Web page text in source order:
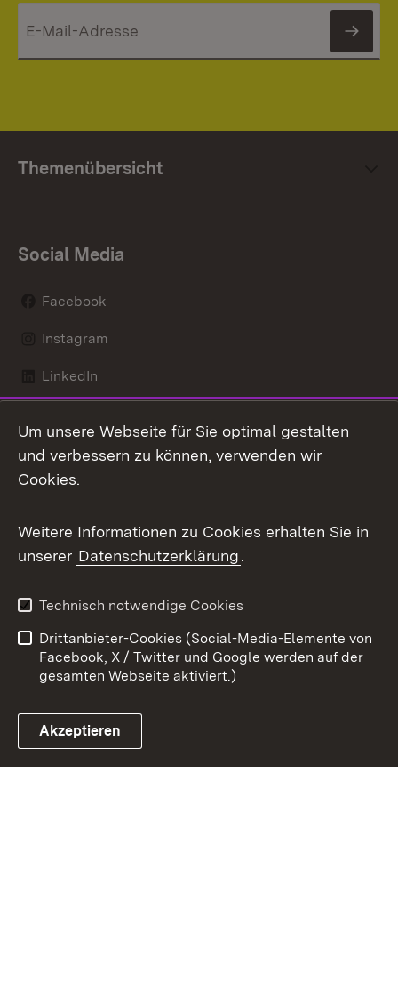
Themenübersicht
Social Media
Facebook
Instagram
LinkedIn
X / Twitter
Youtube
Link zum Landesportal
Kontakt
Datenschutz
Barrierefreiheit
Impressum
Cookies
Um unsere Webseite für Sie optimal gestalten
und verbessern zu können, verwenden wir
Cookies.
Weitere Informationen zu Cookies erhalten Sie in
unserer Datenschutzerklärung.
Technisch notwendige Cookies
Drittanbieter-Cookies (Social-Media-Elemente von
Facebook, X / Twitter und Google werden auf der
gesamten Webseite aktiviert.)
Akzeptieren